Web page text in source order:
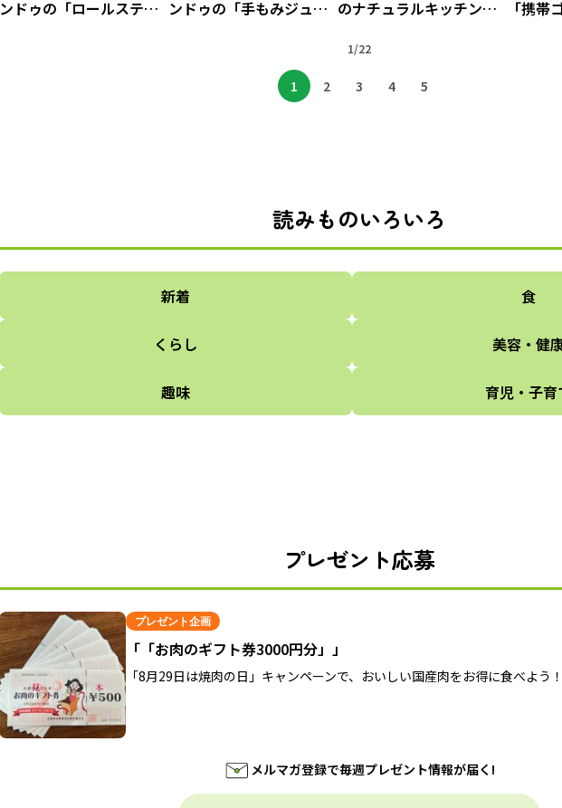
ンドゥの「ロールステッ ンドゥの「手もみジュー のナチュラルキッチン
ンド」
「携帯
1/22
1 2 3 4 5
読みものいろいろ
新着 食
くらし 美容・健
趣味 育児・子育
プレゼント応募
プレゼント企画
「「お肉のギフト券3000円分」」
「8月29日は焼肉の日」キャンペーンで、おいしい国産肉をお得に食べよう
メルマガ登録で毎週プレゼント情報が届く!